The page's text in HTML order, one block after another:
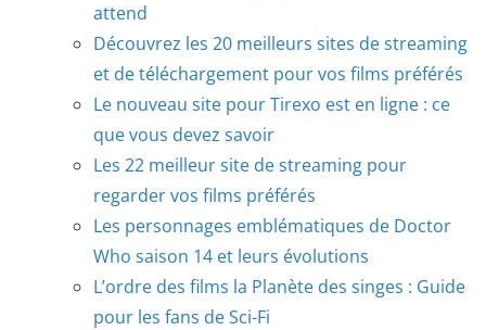
attend
Découvrez les 20 meilleurs sites de streaming
et de téléchargement pour vos films préférés
Le nouveau site pour Tirexo est en ligne : ce
que vous devez savoir
Les 22 meilleur site de streaming pour
regarder vos films préférés
Les personnages emblématiques de Doctor
Who saison 14 et leurs évolutions
L’ordre des films la Planète des singes : Guide
pour les fans de Sci-Fi